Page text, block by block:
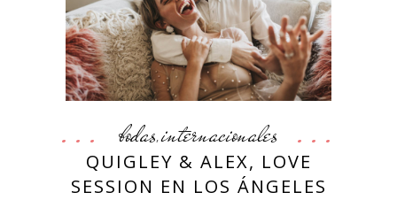
bodas,internacionales
QUIGLEY & ALEX, LOVE
SESSION EN LOS ÁNGELES